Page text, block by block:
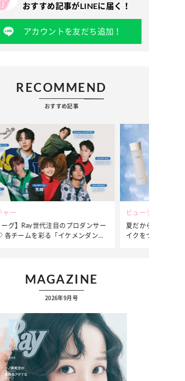
おすすめ記事がLINEに届く！
アカウントを友だち追加！
RECOMMEND
おすすめ記事
ビューティー
夏だからこそ“水分”が大切！くずれないメ
イクをつくる【保湿ケア】アイテム3選
ファッション
簡単アレン
ぷりの【そ
MAGAZINE
2026年9月号